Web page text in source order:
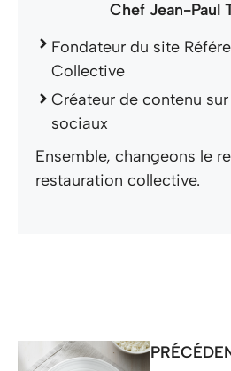
Chef Jean-Paul
Fondateur du site
Collective
Créateur de contenu
sociaux
Ensemble, changeons le
restauration collective.